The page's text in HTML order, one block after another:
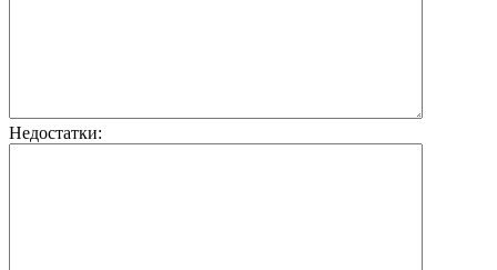
Недостатки: